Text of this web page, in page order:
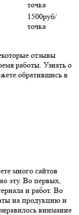
точка
1500руб/
точка
отзывы
работы. Узнать о
обратившись в
много сайтов
эту. Во первых,
и работ. Во
на продукцию и
внимание